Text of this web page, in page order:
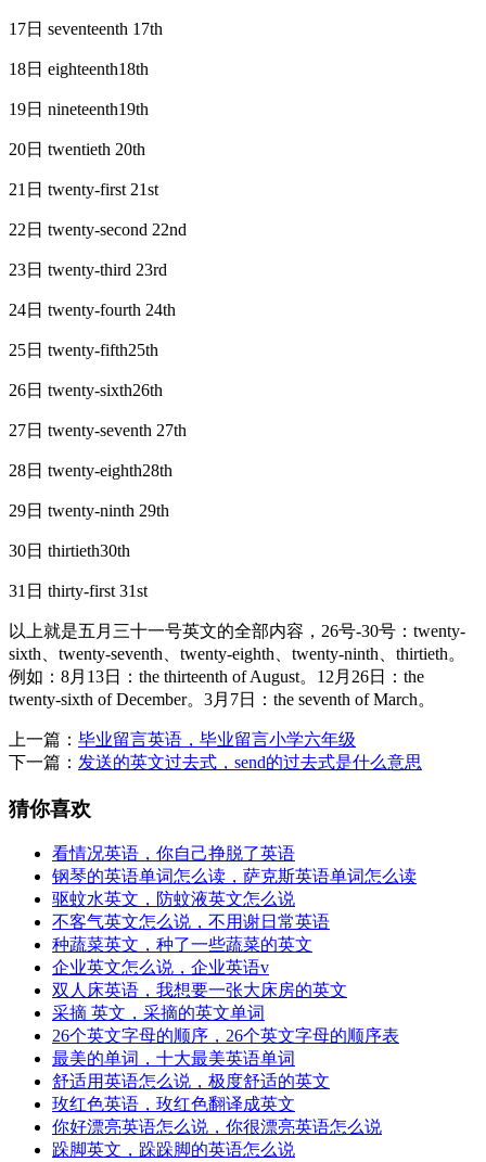
17日 seventeenth 17th
18日 eighteenth18th
19日 nineteenth19th
20日 twentieth 20th
21日 twenty-first 21st
22日 twenty-second 22nd
23日 twenty-third 23rd
24日 twenty-fourth 24th
25日 twenty-fifth25th
26日 twenty-sixth26th
27日 twenty-seventh 27th
28日 twenty-eighth28th
29日 twenty-ninth 29th
30日 thirtieth30th
31日 thirty-first 31st
以上就是五月三十一号英文的全部内容，26号-30号：twenty-
sixth、twenty-seventh、twenty-eighth、twenty-ninth、thirtieth。
例如：8月13日：the thirteenth of August。12月26日：the
twenty-sixth of December。3月7日：the seventh of March。
上一篇： 毕业留言英语，毕业留言小学六年级
下一篇： 发送的英文过去式，send的过去式是什么意思
猜你喜欢
看情况英语，你自己挣脱了英语
钢琴的英语单词怎么读，萨克斯英语单词怎么读
驱蚊水英文，防蚊液英文怎么说
不客气英文怎么说，不用谢日常英语
种蔬菜英文，种了一些蔬菜的英文
企业英文怎么说，企业英语v
双人床英语，我想要一张大床房的英文
采摘 英文，采摘的英文单词
26个英文字母的顺序，26个英文字母的顺序表
最美的单词，十大最美英语单词
舒适用英语怎么说，极度舒适的英文
玫红色英语，玫红色翻译成英文
你好漂亮英语怎么说，你很漂亮英语怎么说
跺脚英文，跺跺脚的英语怎么说